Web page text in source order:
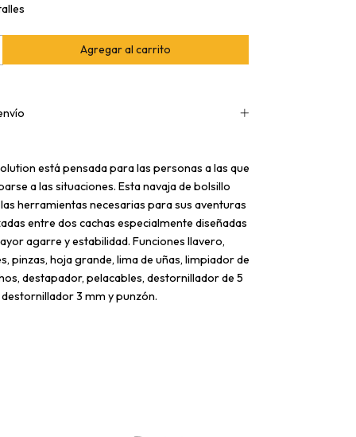
está pensada para las personas a las que
a las situaciones. Esta navaja de bolsillo
herramientas necesarias para sus aventuras
entre dos cachas especialmente diseñadas
agarre y estabilidad. Funciones llavero,
pinzas, hoja grande, lima de uñas, limpiador de
destapador, pelacables, destornillador de 5
3 mm y punzón.